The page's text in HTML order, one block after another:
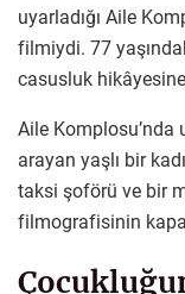
uyarladığı Aile
filmiydi. 77
casusluk
Aile
arayan yaşlı bir
taksi şoförü ve bir
filmografisinin